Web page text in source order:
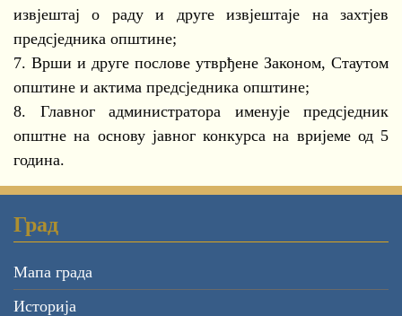
извјештај о раду и друге извјештаје на захтјев
предсједника општине;
7. Врши и друге послове утврђене Законом, Стаутом
општине и актима предсједника општине;
8. Главног администратора именује предсједник
општне на основу јавног конкурса на вријеме од 5
година.
Град
Мапа града
Историја